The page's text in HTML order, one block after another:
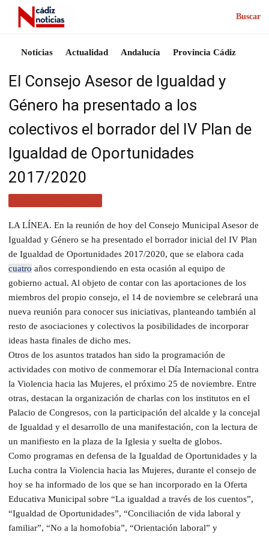
Buscar
Noticias Actualidad Andalucía Provincia Cádiz
El Consejo Asesor de Igualdad y
Género ha presentado a los
colectivos el borrador del IV Plan de
Igualdad de Oportunidades
2017/2020
LA LÍNEA. En la reunión de hoy del Consejo Municipal Asesor de
Igualdad y Género se ha presentado el borrador inicial del IV Plan
de Igualdad de Oportunidades 2017/2020, que se elabora cada
cuatro años correspondiendo en esta ocasión al equipo de
gobierno actual. Al objeto de contar con las aportaciones de los
miembros del propio consejo, el 14 de noviembre se celebrará una
nueva reunión para conocer sus iniciativas, planteando también al
resto de asociaciones y colectivos la posibilidades de incorporar
ideas hasta finales de dicho mes.
Otros de los asuntos tratados han sido la programación de
actividades con motivo de conmemorar el Día Internacional contra
la Violencia hacia las Mujeres, el próximo 25 de noviembre. Entre
otras, destacan la organización de charlas con los institutos en el
Palacio de Congresos, con la participación del alcalde y la concejal
de Igualdad y el desarrollo de una manifestación, con la lectura de
un manifiesto en la plaza de la Iglesia y suelta de globos.
Como programas en defensa de la Igualdad de Oportunidades y la
Lucha contra la Violencia hacia las Mujeres, durante el consejo de
hoy se ha informado de los que se han incorporado en la Oferta
Educativa Municipal sobre “La igualdad a través de los cuentos”,
“Igualdad de Oportunidades”, “Conciliación de vida laboral y
familiar”, “No a la homofobia”, “Orientación laboral” y